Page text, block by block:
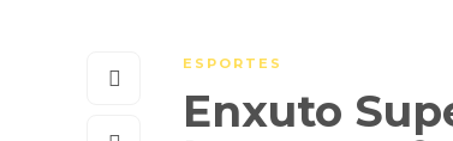
ESPORTES
Enxuto